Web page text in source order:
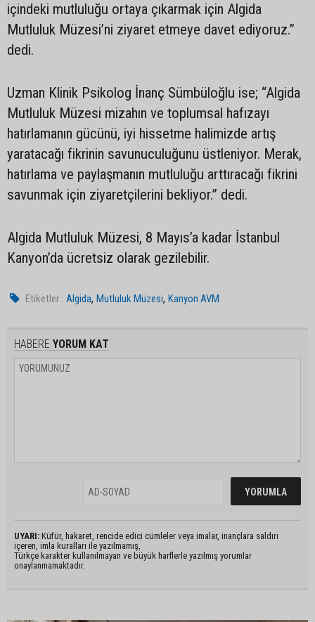
içindeki mutluluğu ortaya çıkarmak için Algida
Mutluluk Müzesi’ni ziyaret etmeye davet ediyoruz.”
dedi.
Uzman Klinik Psikolog İnanç Sümbüloğlu ise; “Algida
Mutluluk Müzesi mizahın ve toplumsal hafızayı
hatırlamanın gücünü, iyi hissetme halimizde artış
yaratacağı fikrinin savunuculuğunu üstleniyor. Merak,
hatırlama ve paylaşmanın mutluluğu arttıracağı fikrini
savunmak için ziyaretçilerini bekliyor.” dedi.
Algida Mutluluk Müzesi, 8 Mayıs’a kadar İstanbul
Kanyon’da ücretsiz olarak gezilebilir.
Etiketler : Algida,Mutluluk Müzesi,Kanyon AVM
HABERE YORUM KAT
UYARI: Küfür, hakaret, rencide edici cümleler veya imalar, inançlara saldırı
içeren, imla kuralları ile yazılmamış,
Türkçe karakter kullanılmayan ve büyük harflerle yazılmış yorumlar
onaylanmamaktadır.